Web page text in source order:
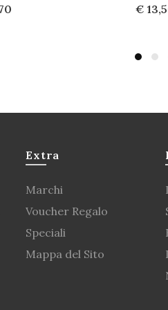
€
Extra
Marchi
Voucher Regalo
Speciali
Mappa del Sito